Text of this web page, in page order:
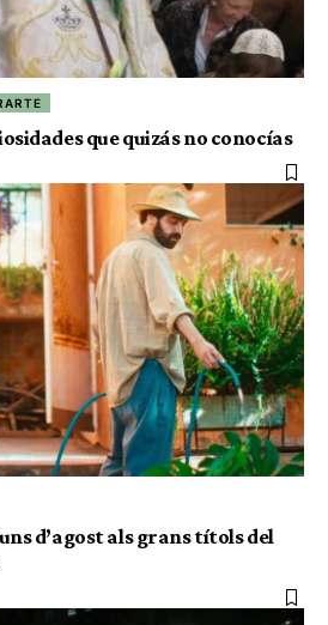
que quizás no conocías
d’agost als grans títols del